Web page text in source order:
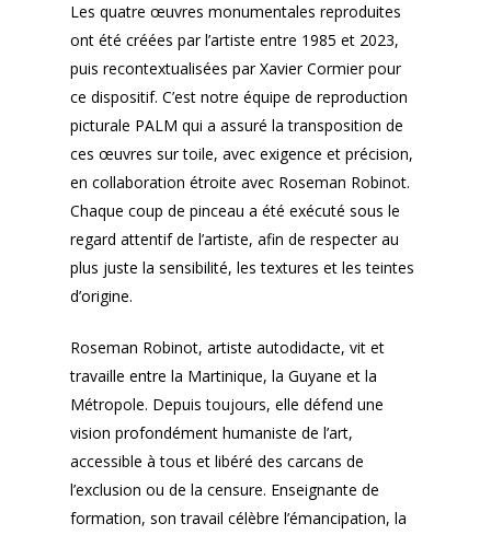
Les quatre œuvres monumentales reproduites
ont été créées par l’artiste entre 1985 et 2023,
puis recontextualisées par Xavier Cormier pour
ce dispositif. C’est notre équipe de reproduction
picturale PALM qui a assuré la transposition de
ces œuvres sur toile, avec exigence et précision,
en collaboration étroite avec Roseman Robinot.
Chaque coup de pinceau a été exécuté sous le
regard attentif de l’artiste, afin de respecter au
plus juste la sensibilité, les textures et les teintes
d’origine.
Roseman Robinot, artiste autodidacte, vit et
travaille entre la Martinique, la Guyane et la
Métropole. Depuis toujours, elle défend une
vision profondément humaniste de l’art,
accessible à tous et libéré des carcans de
l’exclusion ou de la censure. Enseignante de
formation, son travail célèbre l’émancipation, la